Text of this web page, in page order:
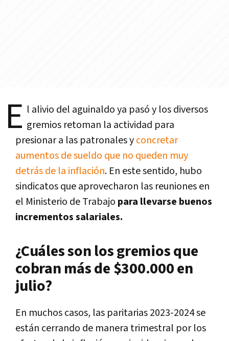
E l alivio del aguinaldo ya pasó y los diversos
gremios retoman la actividad para
presionar a las patronales yconcretar
aumentos de sueldo que no queden muy
detrás de la inflación. En este sentido, hubo
sindicatos que aprovecharon las reuniones en
el Ministerio de Trabajo para llevarse buenos
incrementos salariales.
¿Cuáles son los gremios que
cobran más de $300.000 en
julio?
En muchos casos, las paritarias 2023-2024 se
están cerrando de manera trimestral por los